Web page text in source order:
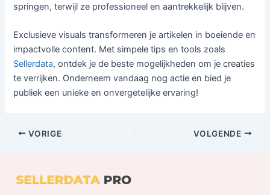
springen, terwijl ze professioneel en aantrekkelijk blijven.
Exclusieve visuals transformeren je artikelen in boeiende en
impactvolle content. Met simpele tips en tools zoals
Sellerdata, ontdek je de beste mogelijkheden om je creaties
te verrijken. Onderneem vandaag nog actie en bied je
publiek een unieke en onvergetelijke ervaring!
VORIGE VOLGENDE